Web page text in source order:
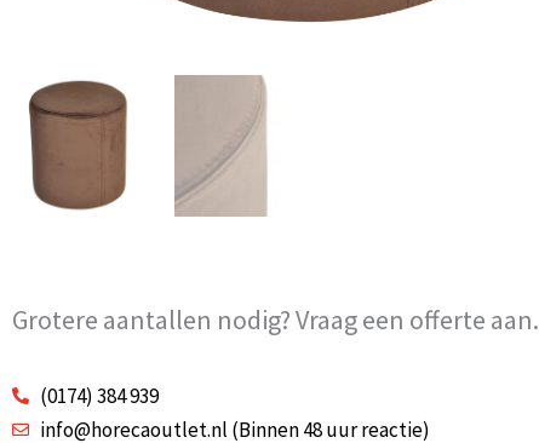
Grotere aantallen nodig? Vraag een offerte aan.
(0174) 384 939
info@horecaoutlet.nl (Binnen 48 uur reactie)